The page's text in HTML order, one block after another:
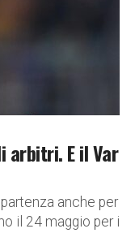
arbitri. E il Var
anche per
il 24 maggio per i